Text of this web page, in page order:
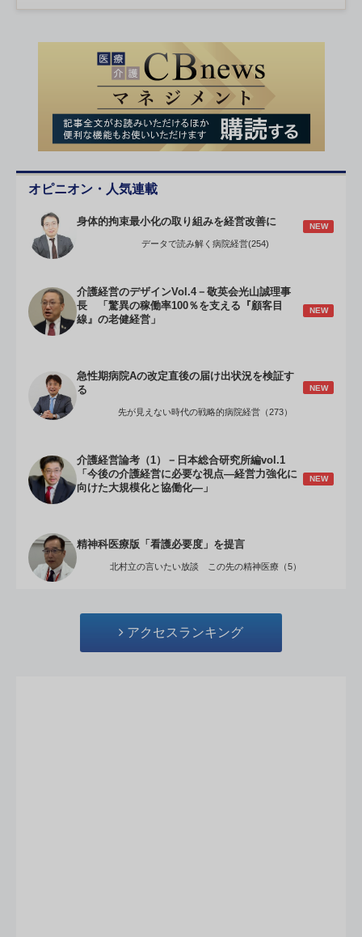
オピニオン・人気連載
身体的拘束最小化の取り組みを経営改善に NEW
データで読み解く病院経営(254)
介護経営のデザインVol.4－敬英会光山誠理事
長 「驚異の稼働率100％を支える『顧客目
線』の老健経営」
NEW
急性期病院Aの改定直後の届け出状況を検証す
る
NEW
先が見えない時代の戦略的病院経営（273）
介護経営論考（1）－日本総合研究所編vol.1
「今後の介護経営に必要な視点―経営力強化に
向けた大規模化と協働化―」
NEW
精神科医療版「看護必要度」を提言
北村立の言いたい放談 この先の精神医療（5）
アクセスランキング